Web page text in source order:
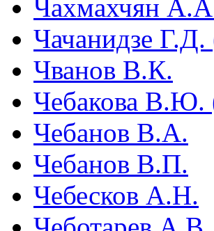
Чахмахчян
Чачанидзе
Чванов В.К.
Чебакова В.Ю.
Чебанов В.А.
Чебанов В.П.
Чебесков А.Н.